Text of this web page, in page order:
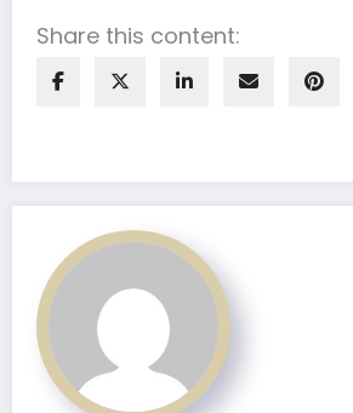
Share this content: